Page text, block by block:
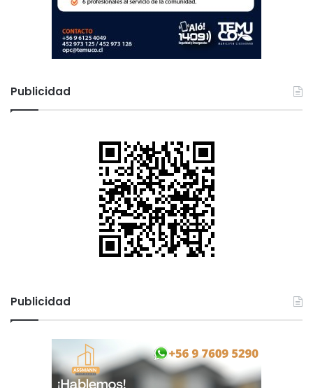
Publicidad
Publicidad